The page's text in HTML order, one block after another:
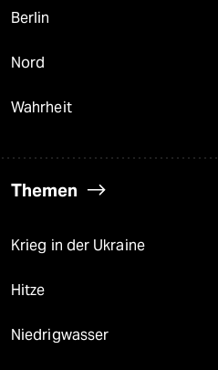
Berlin
Nord
Wahrheit
Themen
Krieg in der Ukraine
Hitze
Niedrigwasser